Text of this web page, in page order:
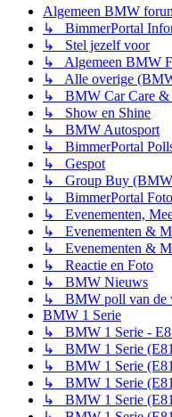
Algemeen BMW
↳ BimmerPortal
↳ Stel jezelf voor
↳ Algemeen BMW
↳ Alle overige
↳ BMW Car Care &
↳ Show en Shine
↳ BMW Autosport
↳ BimmerPortal
↳ Gespot
↳ Group Buy (BMW
↳ BimmerPortal
↳ Evenementen,
↳ Evenementen &
↳ Evenementen &
↳ Reactie en Foto
↳ BMW Nieuws
↳ BMW poll van de
BMW 1 Serie
↳ BMW 1 Serie -
↳ BMW 1 Serie
↳ BMW 1 Serie
↳ BMW 1 Serie
↳ BMW 1 Serie (E81